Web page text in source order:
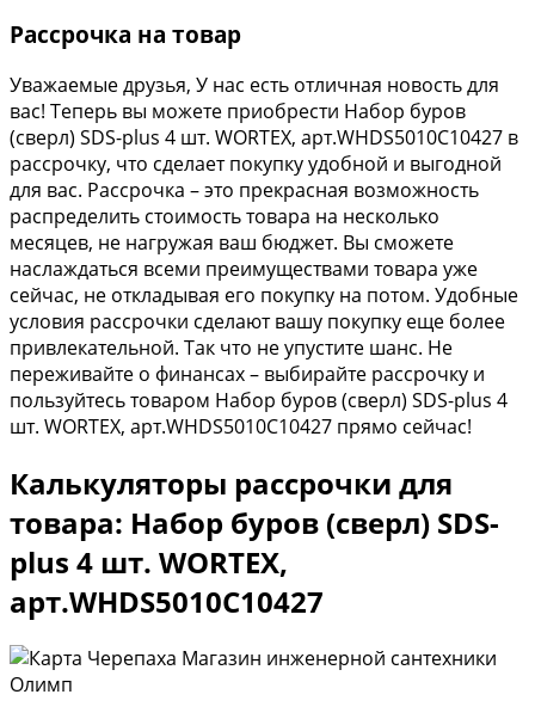
Рассрочка на товар
Уважаемые друзья, У нас есть отличная новость для
вас! Теперь вы можете приобрести Набор буров
(сверл) SDS-plus 4 шт. WORTEX, арт.WHDS5010C10427 в
рассрочку, что сделает покупку удобной и выгодной
для вас. Рассрочка – это прекрасная возможность
распределить стоимость товара на несколько
месяцев, не нагружая ваш бюджет. Вы сможете
наслаждаться всеми преимуществами товара уже
сейчас, не откладывая его покупку на потом. Удобные
условия рассрочки сделают вашу покупку еще более
привлекательной. Так что не упустите шанс. Не
переживайте о финансах – выбирайте рассрочку и
пользуйтесь товаром Набор буров (сверл) SDS-plus 4
шт. WORTEX, арт.WHDS5010C10427 прямо сейчас!
Калькуляторы рассрочки для
товара: Набор буров (сверл) SDS-
plus 4 шт. WORTEX,
арт.WHDS5010C10427